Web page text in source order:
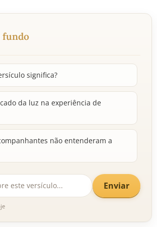
fundo
significa?
da luz na experiência de
não entenderam a
Enviar